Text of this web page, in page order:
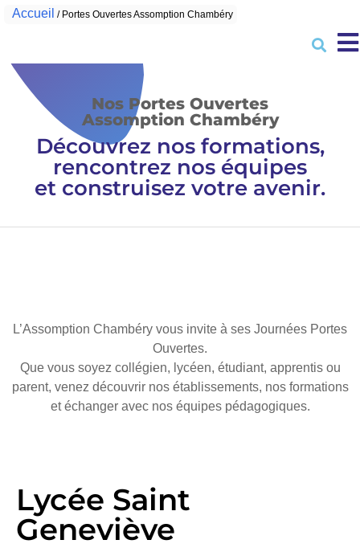
Accueil / Portes Ouvertes Assomption Chambéry
Nos Portes Ouvertes
Assomption Chambéry
Découvrez nos formations,
rencontrez nos équipes
et construisez votre avenir.
L’Assomption Chambéry vous invite à ses Journées Portes
Ouvertes.
Que vous soyez collégien, lycéen, étudiant, apprentis ou
parent, venez découvrir nos établissements, nos formations
et échanger avec nos équipes pédagogiques.
Lycée Saint
Geneviève